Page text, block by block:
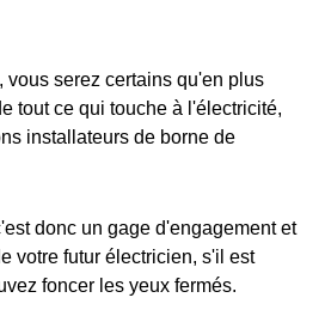
vous serez certains qu'en plus
tout ce qui touche à l'électricité,
installateurs de borne de
donc un gage d'engagement et
votre futur électricien, s'il est
foncer les yeux fermés.